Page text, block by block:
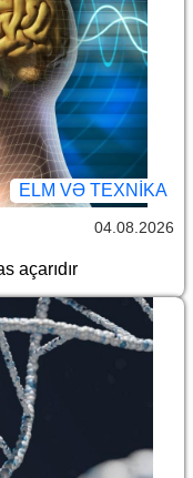
ELM VƏ TEXNIKA
04.08.2026
açarıdır